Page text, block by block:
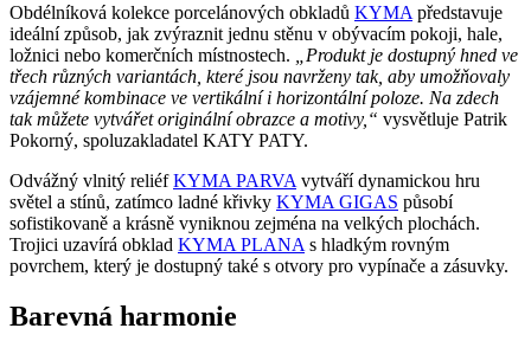
Obdélníková kolekce porcelánových obkladů KYMA představuje
ideální způsob, jak zvýraznit jednu stěnu v obývacím pokoji, hale,
ložnici nebo komerčních místnostech.
„Produkt je dostupný hned ve
třech různých variantách, které jsou navrženy tak, aby umožňovaly
vzájemné kombinace ve vertikální i horizontální poloze. Na zdech
tak můžete vytvářet originální obrazce a motivy,“ vysvětluje Patrik
Pokorný, spoluzakladatel KATY PATY.
Odvážný vlnitý reliéfKYMA PARVA vytváří dynamickou hru
světel a stínů, zatímco ladné křivky KYMA GIGAS působí
sofistikovaně a krásně vyniknou zejména na velkých plochách.
Trojici uzavírá obklad KYMA PLANA s hladkým rovným
povrchem, který je dostupný také s otvory pro vypínače a zásuvky.
Barevná harmonie